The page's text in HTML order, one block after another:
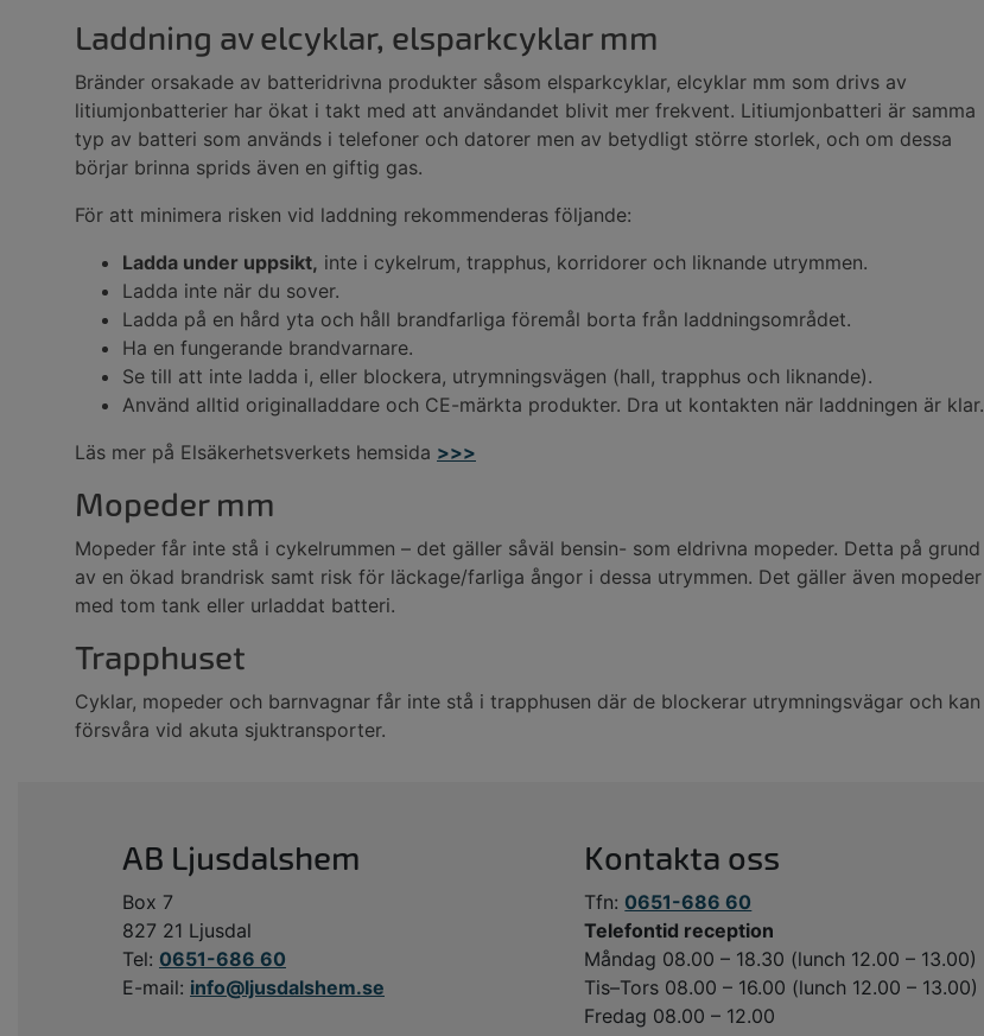
Laddning av elcyklar, elsparkcyklar mm
Bränder orsakade av batteridrivna produkter såsom elsparkcyklar, elcyklar mm som drivs av
litiumjonbatterier har ökat i takt med att användandet blivit mer frekvent. Litiumjonbatteri är samma
typ av batteri som används i telefoner och datorer men av betydligt större storlek, och om dessa
börjar brinna sprids även en giftig gas.
För att minimera risken vid laddning rekommenderas följande:
Ladda under uppsikt, inte i cykelrum, trapphus, korridorer och liknande utrymmen.
Ladda inte när du sover.
Ladda på en hård yta och håll brandfarliga föremål borta från laddningsområdet.
Ha en fungerande brandvarnare.
Se till att inte ladda i, eller blockera, utrymningsvägen (hall, trapphus och liknande).
Använd alltid originalladdare och CE-märkta produkter. Dra ut kontakten när laddningen är klar.
Läs mer på Elsäkerhetsverkets hemsida >>>
Mopeder mm
Mopeder får inte stå i cykelrummen – det gäller såväl bensin- som eldrivna mopeder. Detta på grund
av en ökad brandrisk samt risk för läckage/farliga ångor i dessa utrymmen. Det gäller även mopeder
med tom tank eller urladdat batteri.
Trapphuset
Cyklar, mopeder och barnvagnar får inte stå i trapphusen där de blockerar utrymningsvägar och kan
försvåra vid akuta sjuktransporter.
AB Ljusdalshem
Box 7
827 21 Ljusdal
Tel: 0651-686 60
E-mail: info@ljusdalshem.se
Kontakta oss
Tfn: 0651-686 60
Telefontid reception
Måndag 08.00 – 18.30 (lunch 12.00 – 13.00)
Tis–Tors 08.00 – 16.00 (lunch 12.00 – 13.00)
Fredag 08.00 – 12.00